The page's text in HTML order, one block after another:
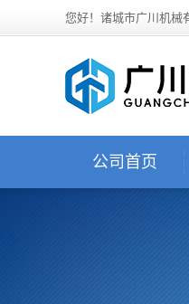
您好！诸城市广川机械
公司首页